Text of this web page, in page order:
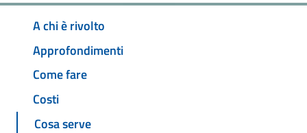
A chi è rivolto
Approfondimenti
Come fare
Costi
Cosa serve